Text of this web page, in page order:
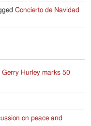
Concierto de Navidad
Hurley marks 50
on peace and